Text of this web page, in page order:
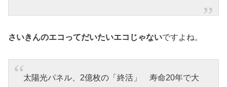
さいきんのエコってだいたいエコじゃないですよね。
太陽光パネル、2億枚の「終活」 寿命20年で大